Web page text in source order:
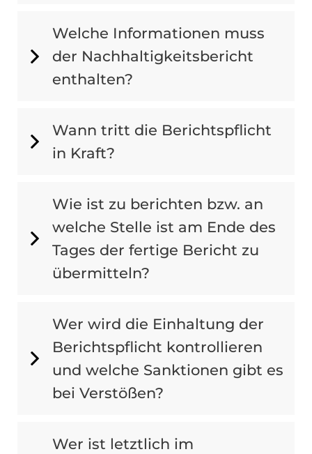
Welche Informationen muss
der Nachhaltigkeitsbericht
enthalten?
Wann tritt die Berichtspflicht
in Kraft?
Wie ist zu berichten bzw. an
welche Stelle ist am Ende des
Tages der fertige Bericht zu
übermitteln?
Wer wird die Einhaltung der
Berichtspflicht kontrollieren
und welche Sanktionen gibt es
bei Verstößen?
Wer ist letztlich im